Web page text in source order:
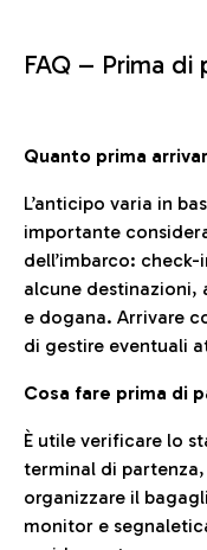
FAQ – Prima di
Quanto prima
L’anticipo varia in
importante
dell’imbarco:
alcune destinazioni,
e dogana. Arrivare
di gestire eventuali
Cosa fare prima di
È utile verificare lo
terminal di
organizzare il
monitor e